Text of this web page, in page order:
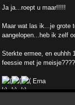
Ja ja...roept u maar!!!!!
Maar wat las ik...je grote
aangelopen...heb ik zelf
Sterkte ermee, en euhhh
feessie met je meisje????
Erna